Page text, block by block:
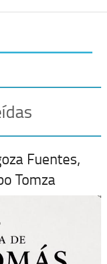
Fuentes,
Tomza